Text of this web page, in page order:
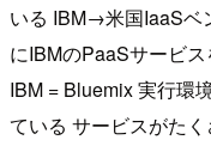
いる IBM→米国IaaSベ
にIBMのPaaSサービ
IBM = Bluemix 実行環
ている サービスがた